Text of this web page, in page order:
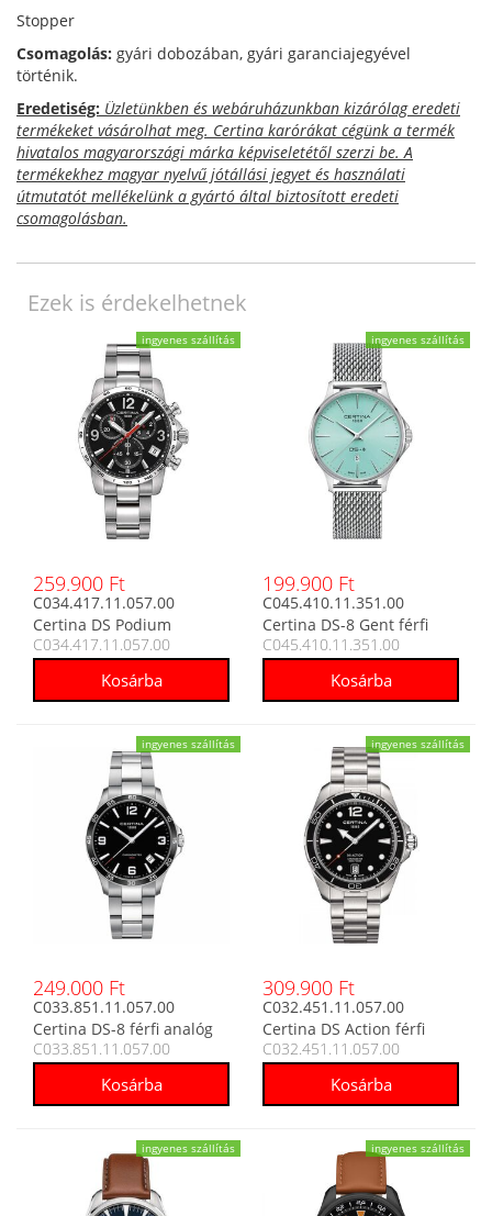
Stopper
Csomagolás: gyári dobozában, gyári garanciajegyével
történik.
Eredetiség: Üzletünkben és webáruházunkban kizárólag eredeti
termékeket vásárolhat meg. Certina karórákat cégünk a termék
hivatalos magyarországi márka képviseletétől szerzi be. A
termékekhez magyar nyelvű jótállási jegyet és használati
útmutatót mellékelünk a gyártó által biztosított eredeti
csomagolásban.
Ezek is érdekelhetnek
ingyenes szállítás
259.900 Ft
C034.417.11.057.00
Certina DS Podium
Chronograph férfi analóg
C034.417.11.057.00
ingyenes szállítás
199.900 Ft
C045.410.11.351.00
Certina DS-8 Gent férfi
analóg karóra
C045.410.11.351.00
ingyenes szállítás
249.000 Ft
C033.851.11.057.00
Certina DS-8 férfi analóg
karóra
C033.851.11.057.00
ingyenes szállítás
309.900 Ft
C032.451.11.057.00
Certina DS Action férfi
analóg karóra
C032.451.11.057.00
ingyenes szállítás ingyenes szállítás